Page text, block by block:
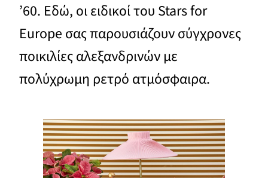
’60. Εδώ, οι ειδικοί του Stars for
Europe σας παρουσιάζουν σύγχρονες
ποικιλίες αλεξανδρινών με
πολύχρωμη ρετρό ατμόσφαιρα.